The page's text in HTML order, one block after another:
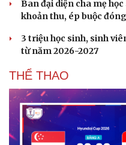
Ban đại diện cha mẹ
khoản thu, ép buộc
3 triệu học sinh, sinh
từ năm 2026-2027
THỂ THAO